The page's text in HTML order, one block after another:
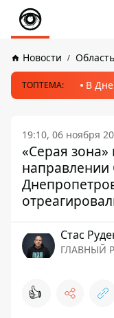
Новости Область
ТОПТЕМА: В
19:10, 06 ноября
«Серая
направлении
Стаc
ГЛАВНЫЙ
👍